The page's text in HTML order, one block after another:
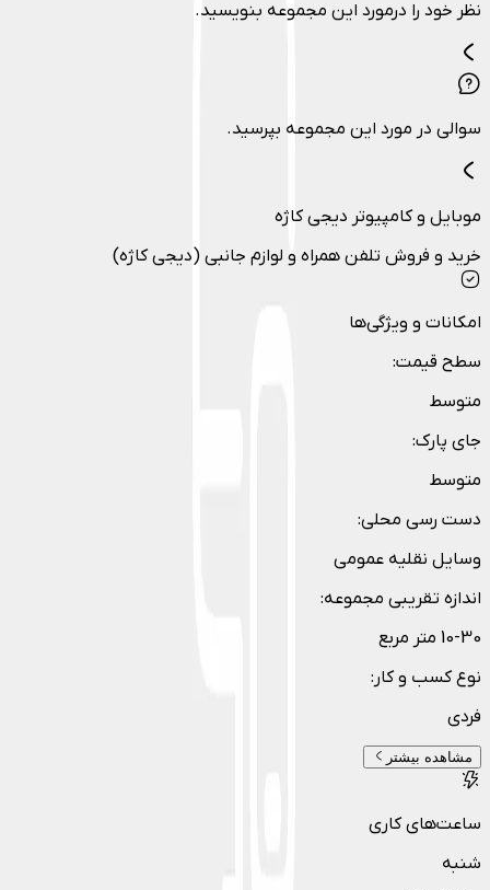
نظر خود را درمورد این مجموعه بنویسید.
سوالی در مورد این مجموعه بپرسید.
موبایل و کامپیوتر دیجی کاژه
خرید و فروش تلفن همراه و لوازم جانبی (دیجی کاژه)
امکانات و ویژگی‌ها
سطح قیمت:
متوسط
جای پارک:
متوسط
دست رسی محلی:
وسایل نقلیه عمومی
اندازه تقریبی مجموعه:
10-30 متر مربع
نوع کسب و کار :
فردی
مشاهده بیشتر
ساعت‌های کاری
شنبه